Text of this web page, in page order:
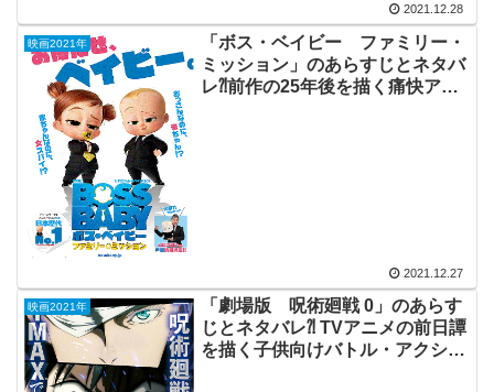
2021.12.28
映画2021年
「ボス・ベイビー ファミリー・
ミッション」のあらすじとネタバ
レ⁈前作の25年後を描く痛快アク
2021.12.27
映画2021年
「劇場版 呪術廻戦 0」のあらす
じとネタバレ⁈ TVアニメの前日譚
を描く子供向けバトル・アクショ